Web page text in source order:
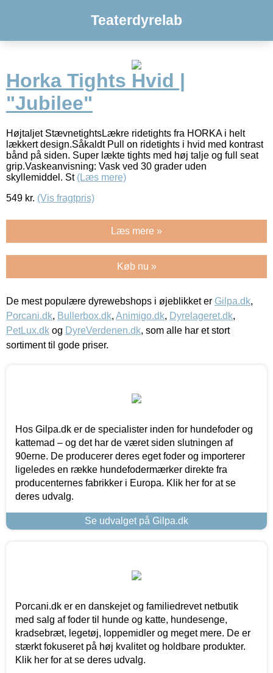
Teaterdyrelab
Horka Tights Hvid |
"Jubilee"
Højtaljet StævnetightsLækre ridetights fra HORKA i helt
lækkert design.Såkaldt Pull on ridetights i hvid med kontrast
bånd på siden. Super lækte tights med høj talje og full seat
grip.Vaskeanvisning: Vask ved 30 grader uden
skyllemiddel. St (Læs mere)
549 kr. (Vis fragtpris)
Læs mere »
Køb nu »
De mest populære dyrewebshops i øjeblikket er Gilpa.dk,
Porcani.dk, Bullerbox.dk, Animigo.dk, Dyrelageret.dk,
PetLux.dk og DyreVerdenen.dk, som alle har et stort
sortiment til gode priser.
Hos Gilpa.dk er de specialister inden for hundefoder og
kattemad – og det har de været siden slutningen af
90erne. De producerer deres eget foder og importerer
ligeledes en række hundefodermærker direkte fra
producenternes fabrikker i Europa. Klik her for at se
deres udvalg.
Se udvalget på Gilpa.dk
Porcani.dk er en danskejet og familiedrevet netbutik
med salg af foder til hunde og katte, hundesenge,
kradsebræt, legetøj, loppemidler og meget mere. De er
stærkt fokuseret på høj kvalitet og holdbare produkter.
Klik her for at se deres udvalg.